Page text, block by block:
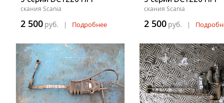
скания Scania
2 500 руб. | Подробнее
скания Scania
2 500 руб. |